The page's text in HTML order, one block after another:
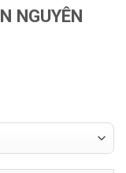
NGUYÊN